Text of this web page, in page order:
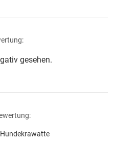
gesehen.